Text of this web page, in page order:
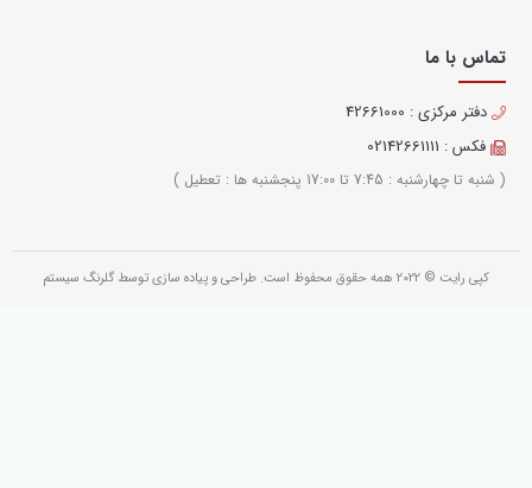
تماس با ما
دفتر مرکزی : 42661000
فکس : 02142661111
( شنبه تا چهارشنبه : 7:45 تا 17:00 پنجشنبه ها : تعطیل )
کپی رایت © 2022 همه حقوق محفوظ است. طراحی و پیاده سازی توسط گلرنگ سیستم